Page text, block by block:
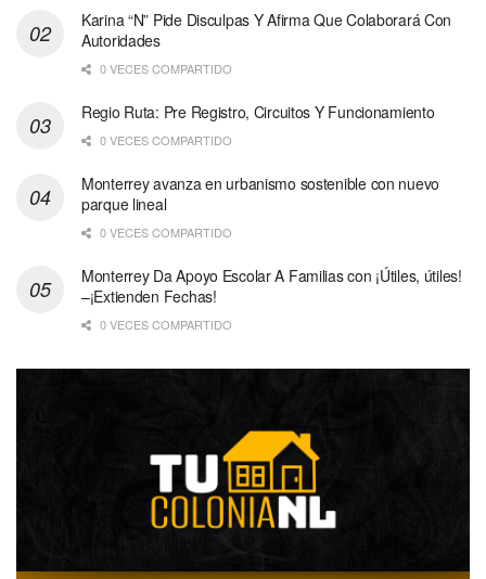
Karina “N” Pide Disculpas Y Afirma Que Colaborará Con
Autoridades
0 VECES COMPARTIDO
Regio Ruta: Pre Registro, Circuitos Y Funcionamiento
0 VECES COMPARTIDO
Monterrey avanza en urbanismo sostenible con nuevo
parque lineal
0 VECES COMPARTIDO
Monterrey Da Apoyo Escolar A Familias con ¡Útiles, útiles!
–¡Extienden Fechas!
0 VECES COMPARTIDO